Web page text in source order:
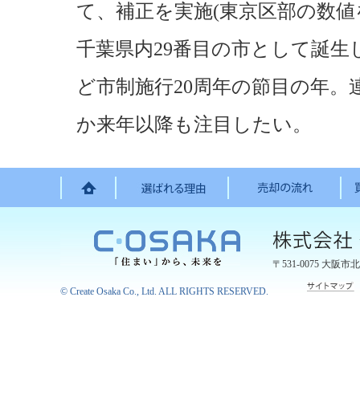
て、補正を実施(東京区部の数
千葉県内29番目の市として誕
ど市制施行20周年の節目の年
か来年以降も注目したい。
〒531-0075 大阪市
© Create Osaka Co., Ltd. ALL RIGHTS RESERVED.